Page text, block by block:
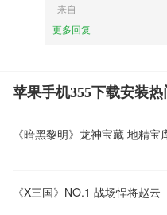
来自
更多回复
苹果手机355下载安装热
《X三国》NO.1 战场悍将赵云